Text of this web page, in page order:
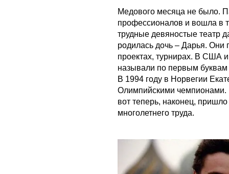
Медового месяца не было.
профессионалов и вошла в
трудные девяностые театр
родилась дочь – Дарья.
проектах, турнирах. В США
называли по первым
В 1994 году в Норвегии
Олимпийскими чемпионами.
вот теперь, наконец,
многолетнего труда.